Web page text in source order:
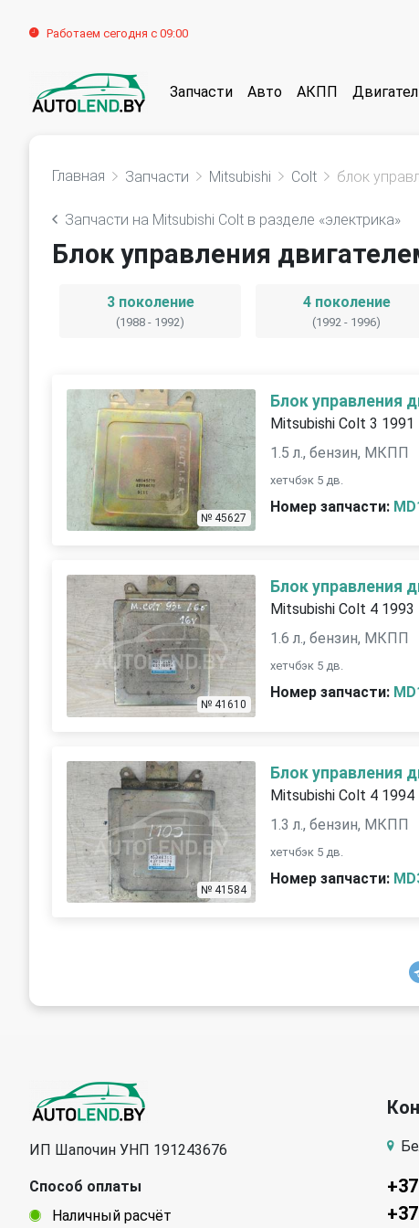
Работаем сегодня с 09:00
Запчасти Авто АКПП
Главная Запчасти Mitsubishi Colt блок
Запчасти на Mitsubishi Colt в разделе «электрика»
Блок управления
3 поколение
(1988 - 1992)
4 поколение
(1992 - 1996)
№ 45627
Блок управления
Mitsubishi Colt 3 1991
1.5 л., бензин, МКПП
хетчбэк 5 дв.
Номер запчасти:
№ 41610
Блок управления
Mitsubishi Colt 4 1993
1.6 л., бензин, МКПП
хетчбэк 5 дв.
Номер запчасти:
№ 41584
Блок управления
Mitsubishi Colt 4 1994
1.3 л., бензин, МКПП
хетчбэк 5 дв.
Номер запчасти:
ИП Шапочин УНП 191243676
Способ оплаты
Наличный расчёт